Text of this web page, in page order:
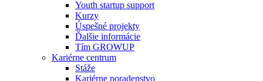
Youth startup support
Kurzy
Úspešné projekty
Ďalšie informácie
Tím GROWUP
Kariérne centrum
Stáže
Kariérne poradenstvo